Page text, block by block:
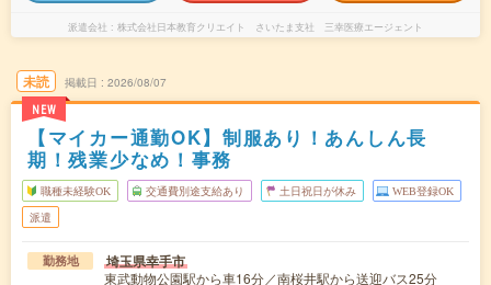
派遣会社 株式会社日本教育クリエイト さいたま支社 三幸医療エージェント
未読
NEW
掲載日 2026/08/07
【マイカー通勤OK】制服あり！あんしん長
期！残業少なめ！事務
職種未経験OK 交通費別途支給あり 土日祝日が休み WEB登録OK
派遣
勤務地 埼玉県幸手市
東武動物公園駅から車16分／南桜井駅から送迎バス25分